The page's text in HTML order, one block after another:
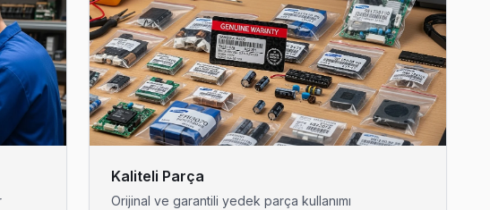
bölgesinde 6 ay işçilik garantisi.
adresine ortalama 90 dakikada ulaşıyor.
Kaliteli Parça
Orijinal ve garantili yedek parça kullanımı